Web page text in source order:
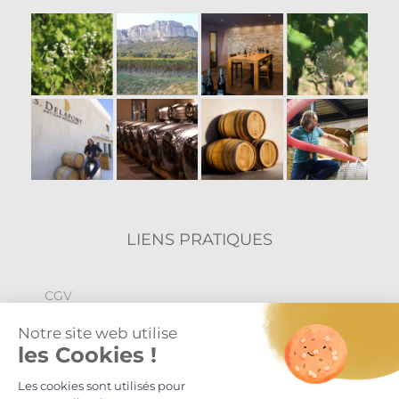
LIENS PRATIQUES
CGV
Politique de confidentialité